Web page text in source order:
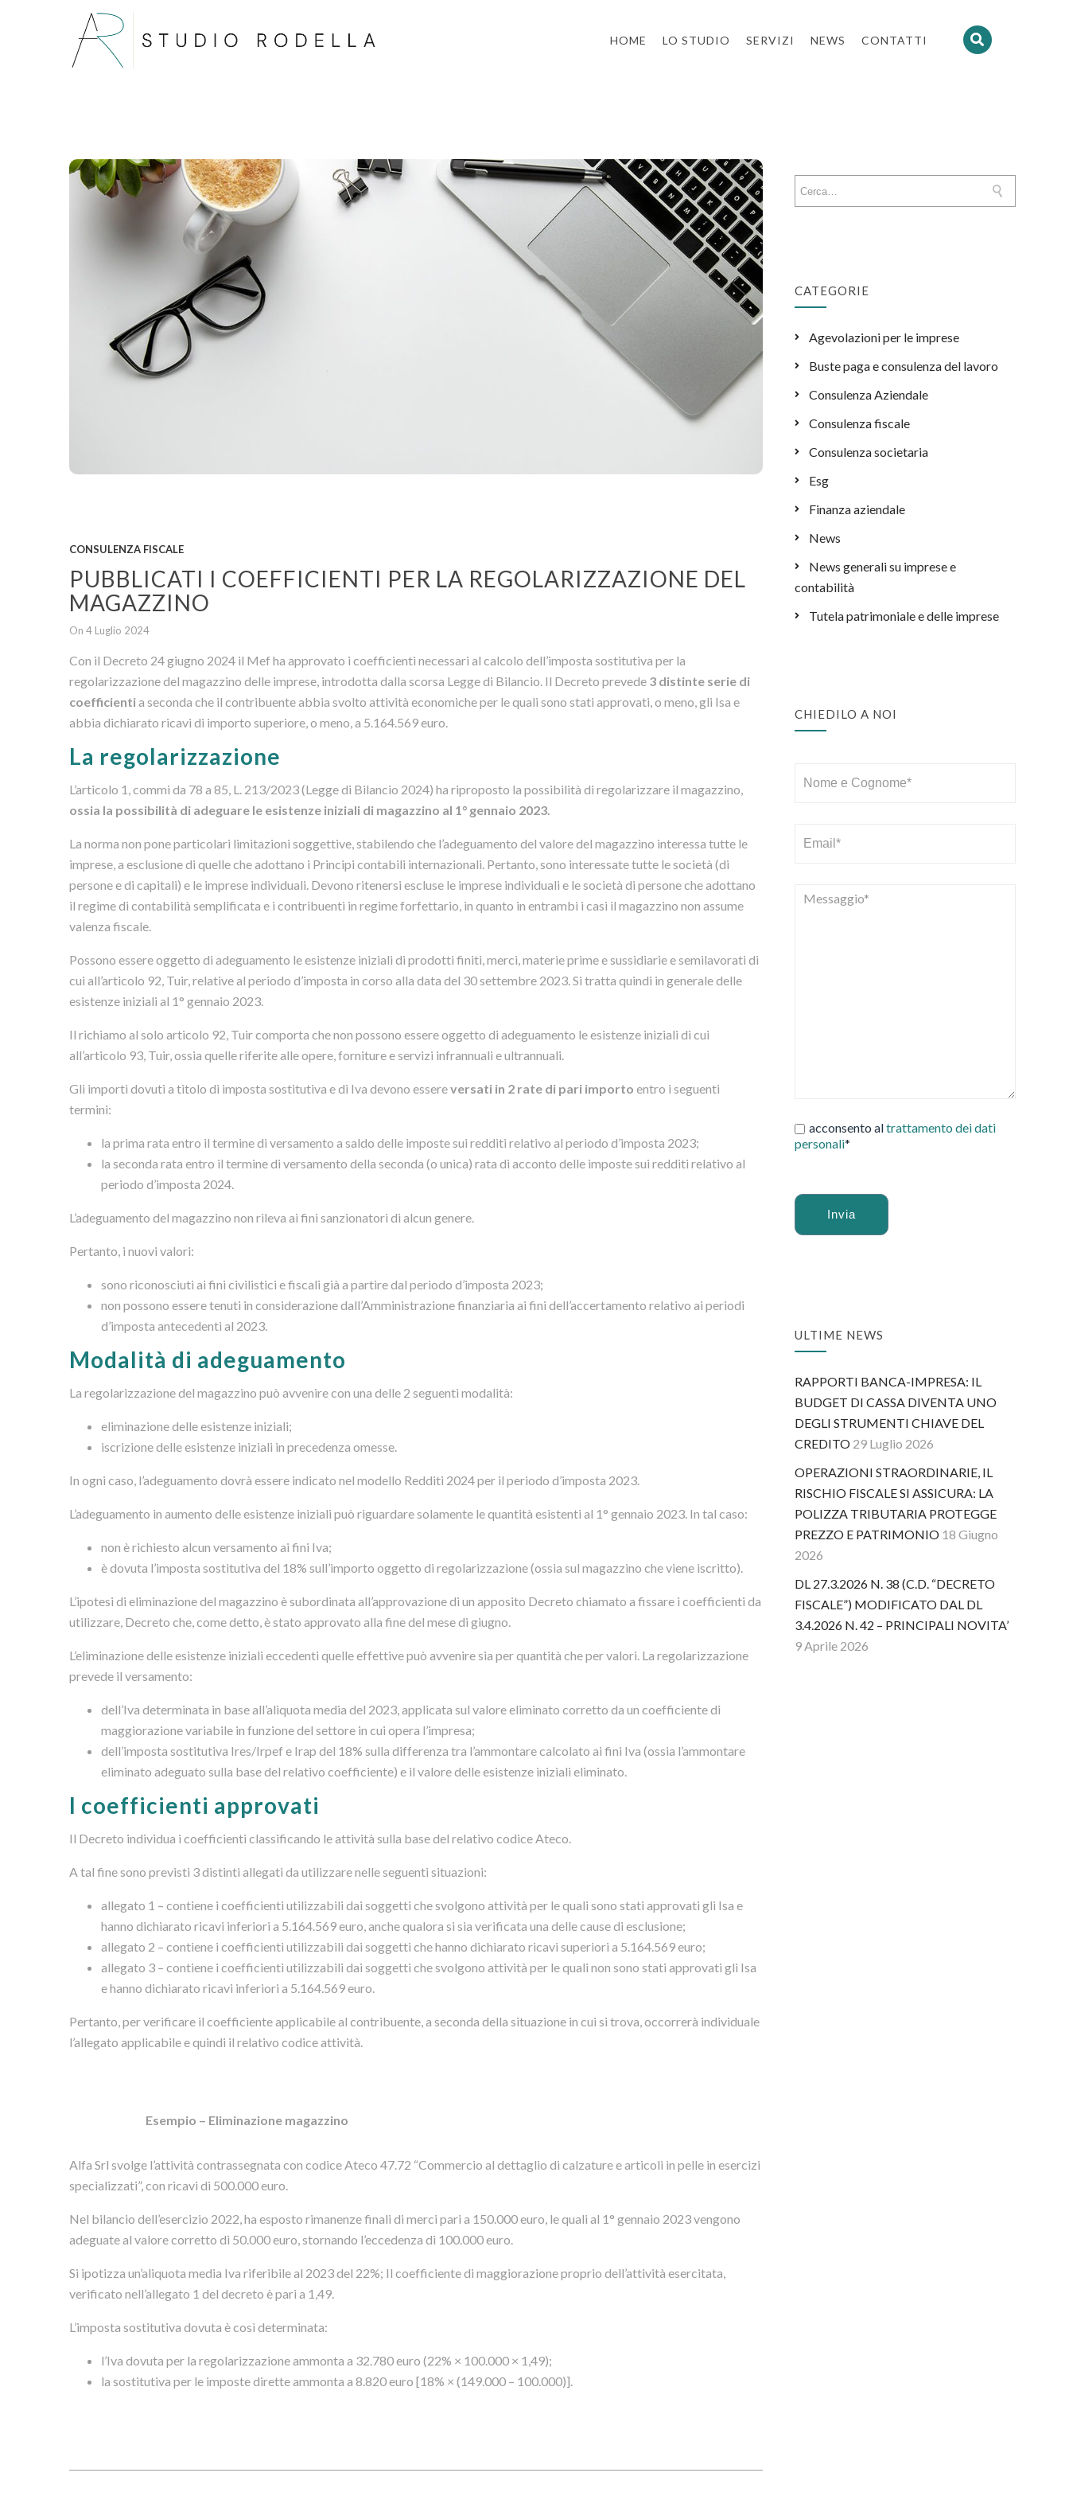
HOME LO STUDIO SERVIZI NEWS CONTATTI
CONSULENZA FISCALE
PUBBLICATI I COEFFICIENTI PER LA REGOLARIZZAZIONE DEL
MAGAZZINO
On 4 Luglio 2024
Con il Decreto 24 giugno 2024 il Mef ha approvato i coefficienti necessari al calcolo dell’imposta sostitutiva per la
regolarizzazione del magazzino delle imprese, introdotta dalla scorsa Legge di Bilancio. Il Decreto prevede 3 distinte serie di
coefficientia seconda che il contribuente abbia svolto attività economiche per le quali sono stati approvati, o meno, gli Isa e
abbia dichiarato ricavi di importo superiore, o meno, a 5.164.569 euro.
La regolarizzazione
L’articolo 1, commi da 78 a 85, L. 213/2023 (Legge di Bilancio 2024) ha riproposto la possibilità di regolarizzare il magazzino,
ossia la possibilità di adeguare le esistenze iniziali di magazzino al 1° gennaio 2023.
La norma non pone particolari limitazioni soggettive, stabilendo che l’adeguamento del valore del magazzino interessa tutte le
imprese, a esclusione di quelle che adottano i Principi contabili internazionali. Pertanto, sono interessate tutte le società (di
persone e di capitali) e le imprese individuali. Devono ritenersi escluse le imprese individuali e le società di persone che adottano
il regime di contabilità semplificata e i contribuenti in regime forfettario, in quanto in entrambi i casi il magazzino non assume
valenza fiscale.
Possono essere oggetto di adeguamento le esistenze iniziali di prodotti finiti, merci, materie prime e sussidiarie e semilavorati di
cui all’articolo 92, Tuir, relative al periodo d’imposta in corso alla data del 30 settembre 2023. Si tratta quindi in generale delle
esistenze iniziali al 1° gennaio 2023.
Il richiamo al solo articolo 92, Tuir comporta che non possono essere oggetto di adeguamento le esistenze iniziali di cui
all’articolo 93, Tuir, ossia quelle riferite alle opere, forniture e servizi infrannuali e ultrannuali.
Gli importi dovuti a titolo di imposta sostitutiva e di Iva devono essereversati in 2 rate di pari importo entro i seguenti
termini:
la prima rata entro il termine di versamento a saldo delle imposte sui redditi relativo al periodo d’imposta 2023;
la seconda rata entro il termine di versamento della seconda (o unica) rata di acconto delle imposte sui redditi relativo al
periodo d’imposta 2024.
L’adeguamento del magazzino non rileva ai fini sanzionatori di alcun genere.
Pertanto, i nuovi valori:
sono riconosciuti ai fini civilistici e fiscali già a partire dal periodo d’imposta 2023;
non possono essere tenuti in considerazione dall’Amministrazione finanziaria ai fini dell’accertamento relativo ai periodi
d’imposta antecedenti al 2023.
Modalità di adeguamento
La regolarizzazione del magazzino può avvenire con una delle 2 seguenti modalità:
eliminazione delle esistenze iniziali;
iscrizione delle esistenze iniziali in precedenza omesse.
In ogni caso, l’adeguamento dovrà essere indicato nel modello Redditi 2024 per il periodo d’imposta 2023.
L’adeguamento in aumento delle esistenze iniziali può riguardare solamente le quantità esistenti al 1° gennaio 2023. In tal caso:
non è richiesto alcun versamento ai fini Iva;
è dovuta l’imposta sostitutiva del 18% sull’importo oggetto di regolarizzazione (ossia sul magazzino che viene iscritto).
L’ipotesi di eliminazione del magazzino è subordinata all’approvazione di un apposito Decreto chiamato a fissare i coefficienti da
utilizzare, Decreto che, come detto, è stato approvato alla fine del mese di giugno.
L’eliminazione delle esistenze iniziali eccedenti quelle effettive può avvenire sia per quantità che per valori. La regolarizzazione
prevede il versamento:
dell’Iva determinata in base all’aliquota media del 2023, applicata sul valore eliminato corretto da un coefficiente di
maggiorazione variabile in funzione del settore in cui opera l’impresa;
dell’imposta sostitutiva Ires/Irpef e Irap del 18% sulla differenza tra l’ammontare calcolato ai fini Iva (ossia l’ammontare
eliminato adeguato sulla base del relativo coefficiente) e il valore delle esistenze iniziali eliminato.
I coefficienti approvati
Il Decreto individua i coefficienti classificando le attività sulla base del relativo codice Ateco.
A tal fine sono previsti 3 distinti allegati da utilizzare nelle seguenti situazioni:
allegato 1 – contiene i coefficienti utilizzabili dai soggetti che svolgono attività per le quali sono stati approvati gli Isa e
hanno dichiarato ricavi inferiori a 5.164.569 euro, anche qualora si sia verificata una delle cause di esclusione;
allegato 2 – contiene i coefficienti utilizzabili dai soggetti che hanno dichiarato ricavi superiori a 5.164.569 euro;
allegato 3 – contiene i coefficienti utilizzabili dai soggetti che svolgono attività per le quali non sono stati approvati gli Isa
e hanno dichiarato ricavi inferiori a 5.164.569 euro.
Pertanto, per verificare il coefficiente applicabile al contribuente, a seconda della situazione in cui si trova, occorrerà individuale
l’allegato applicabile e quindi il relativo codice attività.
Esempio – Eliminazione magazzino
Alfa Srl svolge l’attività contrassegnata con codice Ateco 47.72 “Commercio al dettaglio di calzature e articoli in pelle in esercizi
specializzati”, con ricavi di 500.000 euro.
Nel bilancio dell’esercizio 2022, ha esposto rimanenze finali di merci pari a 150.000 euro, le quali al 1° gennaio 2023 vengono
adeguate al valore corretto di 50.000 euro, stornando l’eccedenza di 100.000 euro.
Si ipotizza un’aliquota media Iva riferibile al 2023 del 22%; Il coefficiente di maggiorazione proprio dell’attività esercitata,
verificato nell’allegato 1 del decreto è pari a 1,49.
L’imposta sostitutiva dovuta è così determinata:
l’Iva dovuta per la regolarizzazione ammonta a 32.780 euro (22% × 100.000 × 1,49);
la sostitutiva per le imposte dirette ammonta a 8.820 euro [18% × (149.000 – 100.000)].
CATEGORIE
Agevolazioni per le imprese
Buste paga e consulenza del lavoro
Consulenza Aziendale
Consulenza fiscale
Consulenza societaria
Esg
Finanza aziendale
News
News generali su imprese e
contabilità
Tutela patrimoniale e delle imprese
CHIEDILO A NOI
acconsento altrattamento dei dati
personali*
ULTIME NEWS
RAPPORTI BANCA-IMPRESA: IL
BUDGET DI CASSA DIVENTA UNO
DEGLI STRUMENTI CHIAVE DEL
CREDITO 29 Luglio 2026
OPERAZIONI STRAORDINARIE, IL
RISCHIO FISCALE SI ASSICURA: LA
POLIZZA TRIBUTARIA PROTEGGE
PREZZO E PATRIMONIO 18 Giugno
2026
DL 27.3.2026 N. 38 (C.D. “DECRETO
FISCALE”) MODIFICATO DAL DL
3.4.2026 N. 42 – PRINCIPALI NOVITA’
9 Aprile 2026